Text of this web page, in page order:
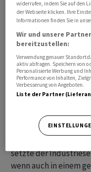
sechsten Monat in
die Wachstum
Regierung vom
der Industrieaktivität
Während die
insgesamt weiter
Exportgeschäft
frühes Zeichen dafür,
belasteten, hiess es
‌setzte der
wenn auch in einem
widerrufen, indem Sie auf den
der Webseite klicken. Ihre
Informationen finden Sie in
Wir und unsere
bereitzustellen:
Verwendung genauer
aktiv abfragen. Speichern von
Personalisierte Werbung und
Performance von Inhalten,
Verbesserung von Angeboten.
Liste der Partner